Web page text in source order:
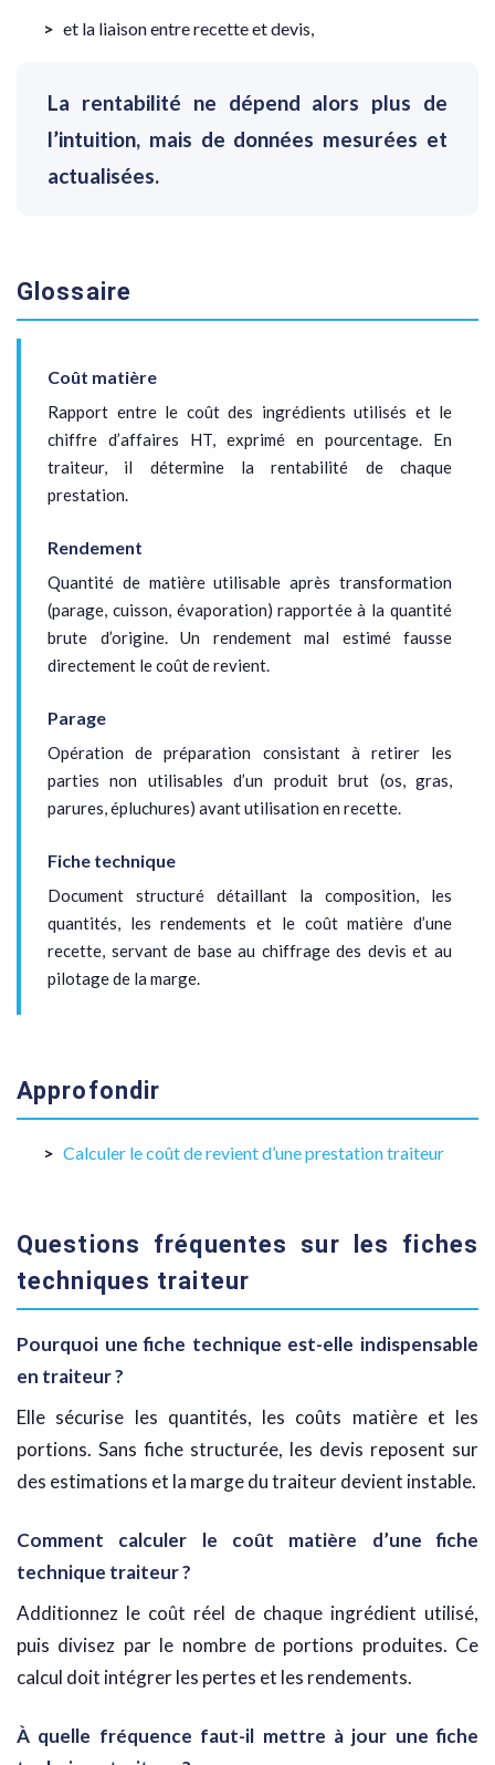
et la liaison entre recette et devis,
La rentabilité ne dépend alors plus de
l’intuition, mais de données mesurées et
actualisées.
Glossaire
Coût matière
Rapport entre le coût des ingrédients utilisés et le
chiffre d’affaires HT, exprimé en pourcentage. En
traiteur, il détermine la rentabilité de chaque
prestation.
Rendement
Quantité de matière utilisable après transformation
(parage, cuisson, évaporation) rapportée à la quantité
brute d’origine. Un rendement mal estimé fausse
directement le coût de revient.
Parage
Opération de préparation consistant à retirer les
parties non utilisables d’un produit brut (os, gras,
parures, épluchures) avant utilisation en recette.
Fiche technique
Document structuré détaillant la composition, les
quantités, les rendements et le coût matière d’une
recette, servant de base au chiffrage des devis et au
pilotage de la marge.
Approfondir
Calculer le coût de revient d’une prestation traiteur
Questions fréquentes sur les fiches
techniques traiteur
Pourquoi une fiche technique est-elle indispensable
en traiteur ?
Elle sécurise les quantités, les coûts matière et les
portions. Sans fiche structurée, les devis reposent sur
des estimations et la marge du traiteur devient instable.
Comment calculer le coût matière d’une fiche
technique traiteur ?
Additionnez le coût réel de chaque ingrédient utilisé,
puis divisez par le nombre de portions produites. Ce
calcul doit intégrer les pertes et les rendements.
À quelle fréquence faut-il mettre à jour une fiche